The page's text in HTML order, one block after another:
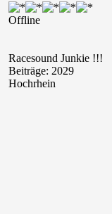
Offline
Racesound Junkie !!!
Beiträge: 2029
Hochrhein